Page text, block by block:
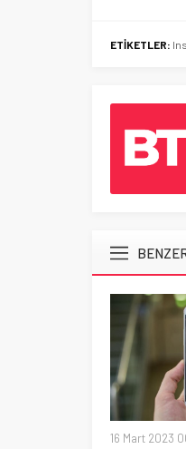
ETİKETLER:
16 Mart 2023